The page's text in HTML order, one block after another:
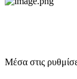
Μέσα στις